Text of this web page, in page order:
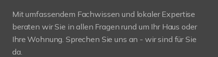
Mit umfassendem Fachwissen und lokaler Expertise
beraten wir Sie in allen Fragen rund um Ihr Haus oder
Ihre Wohnung. Sprechen Sie uns an - wir sind für Sie
da.